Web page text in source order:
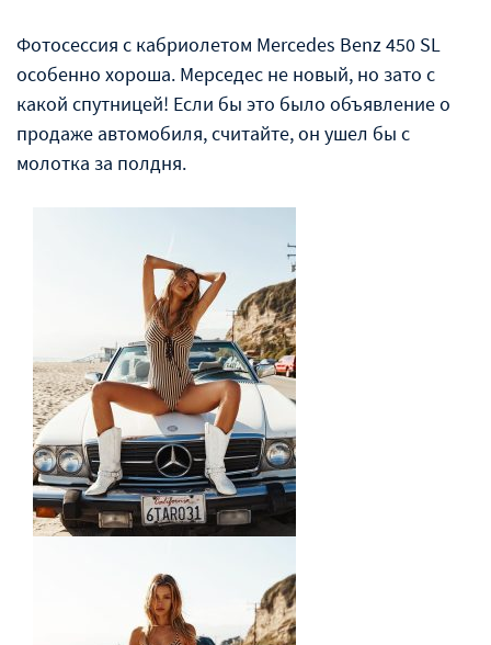
Фотосессия с кабриолетом Mercedes Benz 450 SL
особенно хороша. Мерседес не новый, но зато с
какой спутницей! Если бы это было объявление о
продаже автомобиля, считайте, он ушел бы с
молотка за полдня.